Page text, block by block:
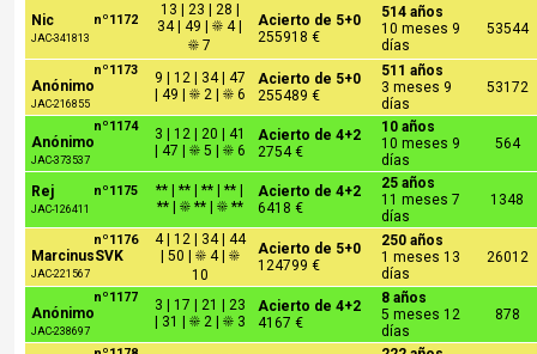
nº1172
Nic
JAC-341813
13 | 23 | 28 |
34 | 49 | ☀ 4 |
☀ 7
Acierto de 5+0
255918 €
514 años
10 meses 9
días
53544
nº1173
Anónimo
JAC-216855
9 | 12 | 34 | 47
| 49 | ☀ 2 | ☀ 6
Acierto de 5+0
255489 €
511 años
3 meses 9
días
53172
nº1174
Anónimo
JAC-373537
3 | 12 | 20 | 41
| 47 | ☀ 5 | ☀ 6
Acierto de 4+2
2754 €
10 años
10 meses 9
días
564
nº1175
Rej
JAC-126411
** | ** | ** | ** |
** | ☀ ** | ☀ **
Acierto de 4+2
6418 €
25 años
11 meses 7
días
1348
nº1176
MarcinusSVK
JAC-221567
4 | 12 | 34 | 44
| 50 | ☀ 4 | ☀
10
Acierto de 5+0
124799 €
250 años
1 meses 13
días
26012
nº1177
Anónimo
JAC-238697
3 | 17 | 21 | 23
| 31 | ☀ 2 | ☀ 3
Acierto de 4+2
4167 €
8 años
5 meses 12
días
878